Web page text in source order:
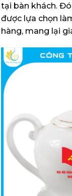
tại bàn khách.
được lựa chọn
hàng, mang lại